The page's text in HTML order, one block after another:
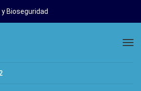
Bioseguridad